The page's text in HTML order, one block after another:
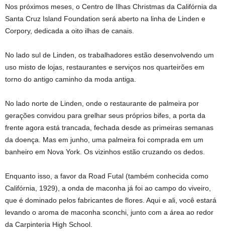
Nos próximos meses, o Centro de Ilhas Christmas da Califórnia da
Santa Cruz Island Foundation será aberto na linha de Linden e
Corpory, dedicada a oito ilhas de canais.
No lado sul de Linden, os trabalhadores estão desenvolvendo um
uso misto de lojas, restaurantes e serviços nos quarteirões em
torno do antigo caminho da moda antiga.
No lado norte de Linden, onde o restaurante de palmeira por
gerações convidou para grelhar seus próprios bifes, a porta da
frente agora está trancada, fechada desde as primeiras semanas
da doença. Mas em junho, uma palmeira foi comprada em um
banheiro em Nova York. Os vizinhos estão cruzando os dedos.
Enquanto isso, a favor da Road Futal (também conhecida como
Califórnia, 1929), a onda de maconha já foi ao campo do viveiro,
que é dominado pelos fabricantes de flores. Aqui e ali, você estará
levando o aroma de maconha sconchi, junto com a área ao redor
da Carpinteria High School.